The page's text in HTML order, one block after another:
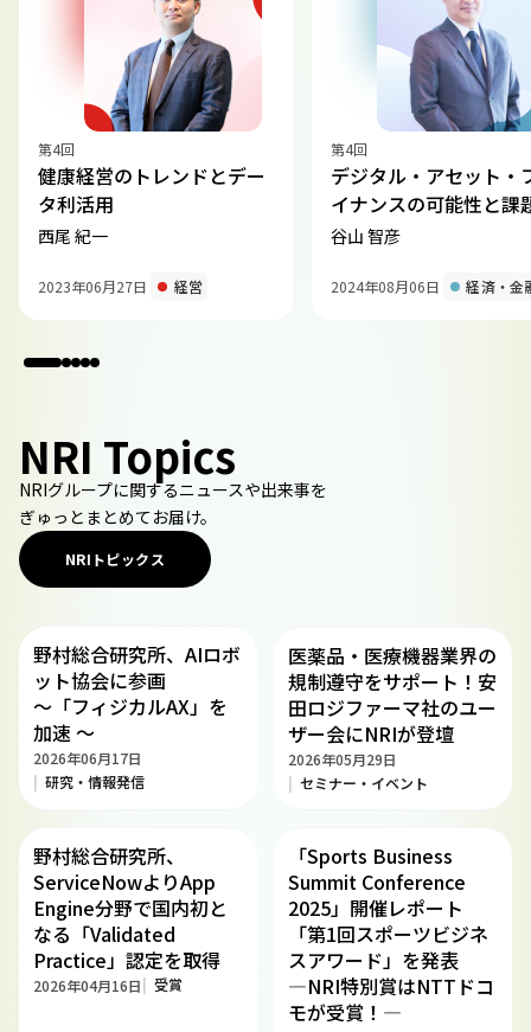
第4回
健康経営のトレンドとデー
タ利活用
西尾 紀一
2023年06月27日 経営
第4回
デジタル・アセット・
イナンスの可能性と課
谷山 智彦
2024年08月06日 経済・金
NRI Topics
NRIグループに関するニュースや出来事を
ぎゅっとまとめてお届け。
NRIトピックス
野村総合研究所、AIロボ
ット協会に参画
～「フィジカルAX」を
加速 ～
2026年06月17日
研究・情報発信
医薬品・医療機器業界の
規制遵守をサポート！安
田ロジファーマ社のユー
ザー会にNRIが登壇
2026年05月29日
セミナー・イベント
野村総合研究所、
ServiceNowよりApp
Engine分野で国内初と
なる「Validated
Practice」認定を取得
2026年04月16日 受賞
「Sports Business
Summit Conference
2025」開催レポート
「第1回スポーツビジネ
スアワード」を発表
―NRI特別賞はNTTドコ
モが受賞！―